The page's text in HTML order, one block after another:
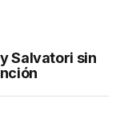
Salvatori sin